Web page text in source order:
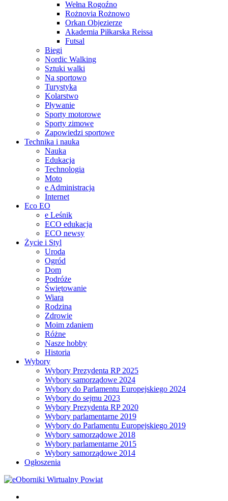
Wełna Rogoźno
Rożnovia Rożnowo
Orkan Objezierze
Akademia Piłkarska Reissa
Futsal
Biegi
Nordic Walking
Sztuki walki
Na sportowo
Turystyka
Kolarstwo
Pływanie
Sporty motorowe
Sporty zimowe
Zapowiedzi sportowe
Technika i nauka
Nauka
Edukacja
Technologia
Moto
e Administracja
Internet
Eco EO
e Leśnik
ECO edukacja
ECO newsy
Życie i Styl
Uroda
Ogród
Dom
Podróże
Świętowanie
Wiara
Rodzina
Zdrowie
Moim zdaniem
Różne
Nasze hobby
Historia
Wybory
Wybory Prezydenta RP 2025
Wybory samorządowe 2024
Wybory do Parlamentu Europejskiego 2024
Wybory do sejmu 2023
Wybory Prezydenta RP 2020
Wybory parlamentarne 2019
Wybory do Parlamentu Europejskiego 2019
Wybory samorządowe 2018
Wybory parlamentarne 2015
Wybory samorządowe 2014
Ogłoszenia